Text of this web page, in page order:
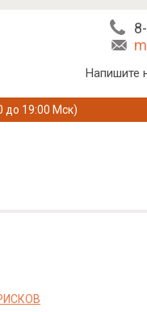
Напишите
до 19:00 Мск)